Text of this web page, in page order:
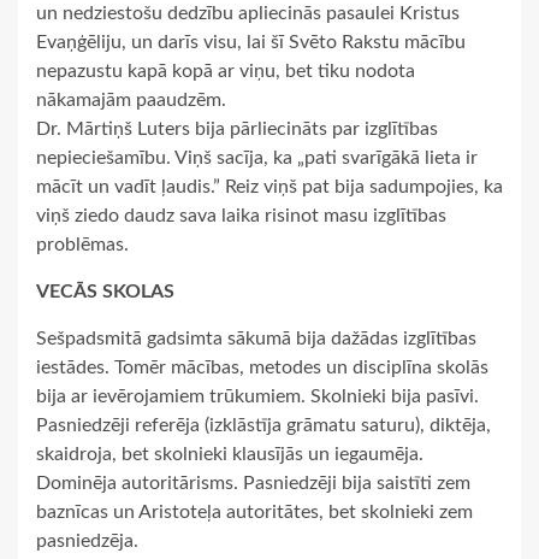
un nedziestošu dedzību apliecinās pasaulei Kristus
Evaņģēliju, un darīs visu, lai šī Svēto Rakstu mācību
nepazustu kapā kopā ar viņu, bet tiku nodota
nākamajām paaudzēm.
Dr. Mārtiņš Luters bija pārliecināts par izglītības
nepieciešamību. Viņš sacīja, ka „pati svarīgākā lieta ir
mācīt un vadīt ļaudis.” Reiz viņš pat bija sadumpojies, ka
viņš ziedo daudz sava laika risinot masu izglītības
problēmas.
VECĀS SKOLAS
Sešpadsmitā gadsimta sākumā bija dažādas izglītības
iestādes. Tomēr mācības, metodes un disciplīna skolās
bija ar ievērojamiem trūkumiem. Skolnieki bija pasīvi.
Pasniedzēji referēja (izklāstīja grāmatu saturu), diktēja,
skaidroja, bet skolnieki klausījās un iegaumēja.
Dominēja autoritārisms. Pasniedzēji bija saistīti zem
baznīcas un Aristoteļa autoritātes, bet skolnieki zem
pasniedzēja.